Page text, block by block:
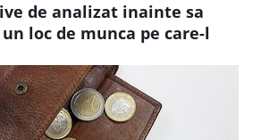
de analizat inainte sa
loc de munca pe care-l